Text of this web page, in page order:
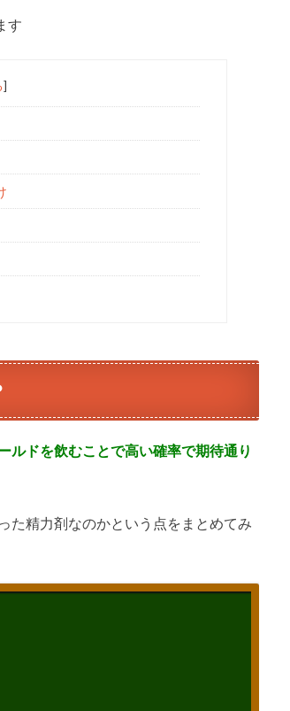
す
]
ルドを飲むことで高い確率で期待通り
た精力剤なのかという点をまとめてみ